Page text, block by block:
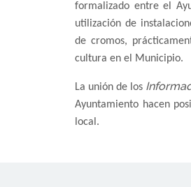
formalizado entre el
utilización de
de cromos,
cultura en el Municipio.
La unión de los
Ayuntamiento hacen
local.